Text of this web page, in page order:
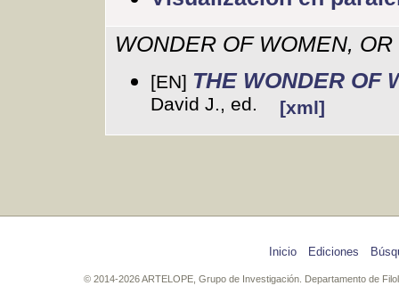
WONDER OF WOMEN,
[EN] THE WONDER OF
David J., ed.
[xml]
Inicio Ediciones
© 2014-2026 ARTELOPE, Grupo de Investigación. Departamento de